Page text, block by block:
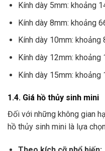
Kính dày 5mm: khoảng
Kính dày 8mm: khoảng
Kính dày 10mm:
Kính dày 12mm: khoảng
Kính dày 15mm: khoảng
1.4. Giá hồ thủy sinh mini
Đối với những không gian
hồ thủy sinh mini là lựa